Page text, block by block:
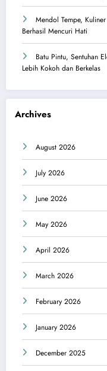
Mendol Tempe,
Berhasil Mencuri Hati
Batu Pintu, Sentuhan
Lebih Kokoh dan Berkelas
Archives
August 2026
July 2026
June 2026
May 2026
April 2026
March 2026
February 2026
January 2026
December 2025